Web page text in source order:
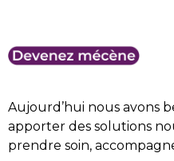
Aujourd’hui nous avons
apporter des solutions
prendre soin,